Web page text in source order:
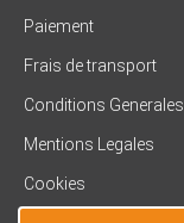
Paiement
Frais de transport
Conditions Generales
Mentions Legales
Cookies